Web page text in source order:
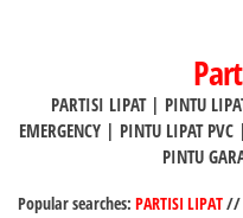
PARTISI LIPAT | PINTU
EMERGENCY | PINTU LIPAT
PINTU
Popular searches: PARTISI LIPAT//